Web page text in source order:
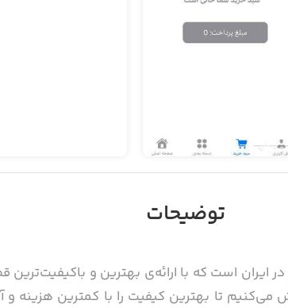
توضیحات
ایران است که با ارائه‌ی بهترین و
می‌کنیم تا بهترین کیفیت را با کمترین هزینه